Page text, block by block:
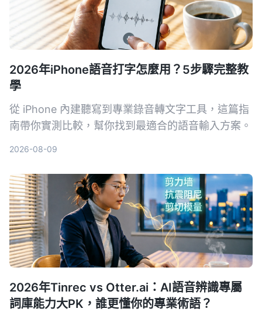
2026年iPhone語音打字怎麼用？5步驟完整教
學
從 iPhone 內建聽寫到專業錄音轉文字工具，這篇指
南帶你實測比較，幫你找到最適合的語音輸入方案。
2026-08-09
2026年Tinrec vs Otter.ai：AI語音辨識專屬
詞庫能力大PK，誰更懂你的專業術語？